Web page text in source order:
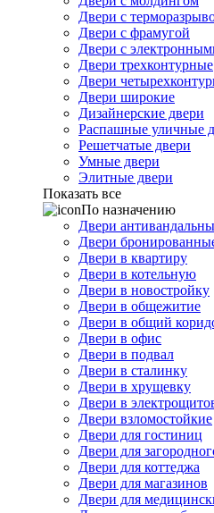
Двери с
Двери с фрамугой
Двери с
Двери трехконтурные
Двери
Двери широкие
Дизайнерские двери
Распашные уличные
Решетчатые двери
Умные двери
Элитные двери
Показать все
По назначению
Двери
Двери
Двери в квартиру
Двери в котельную
Двери в новостройку
Двери в общежитие
Двери в общий
Двери в офис
Двери в подвал
Двери в сталинку
Двери в хрущевку
Двери в
Двери взломостойкие
Двери для гостиниц
Двери для
Двери для коттеджа
Двери для магазинов
Двери для